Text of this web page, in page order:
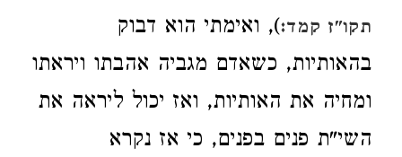
תקו"ז קמד:), ואימתי הוא דבוק
בהאותיות, כשאדם מגביה אהבתו ויראתו
ומחיה את האותיות, ואז יכול ליראה את
השי"ת פנים בפנים, כי אז נקרא